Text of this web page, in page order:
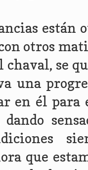
están
otros
chaval, se
una
en él
que